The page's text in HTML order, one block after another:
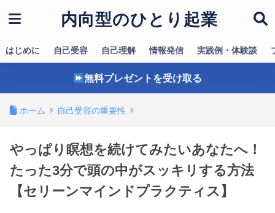
内向型のひとり起業
はじめに 自己受容 自己理解 情報発信 実践例・体験談
無料プレゼントを受け取る
ホーム 自己受容の重要性
やっぱり瞑想を続けてみたいあなたへ！
たった3分で頭の中がスッキリする方法
【セリーンマインドプラクティス】